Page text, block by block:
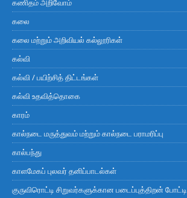
கணிதம் அறிவோம்
கலை
கலை மற்றும் அறிவியல் கல்லூரிகள்
கல்வி
கல்வி / பயிற்சித் திட்டங்கள்
கல்வி உதவித்தொகை
காரம்
கால்நடை மருத்துவம் மற்றும் கால்நடை பராமரிப்பு
கால்பந்து
காளமேகப் புலவர் தனிப்பாடல்கள்
குருவிரொட்டி சிறுவர்களுக்கான படைப்புத்திறன் போட்டி